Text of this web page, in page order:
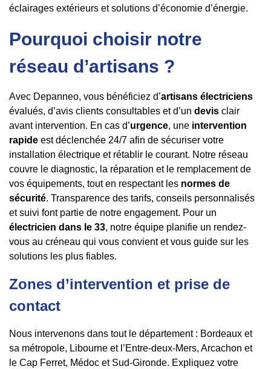
éclairages extérieurs et solutions d’économie d’énergie.
Pourquoi choisir notre
réseau d’artisans ?
Avec Depanneo, vous bénéficiez d’artisans électriciens
évalués, d’avis clients consultables et d’un devis clair
avant intervention. En cas d’urgence, une intervention
rapide est déclenchée 24/7 afin de sécuriser votre
installation électrique et rétablir le courant. Notre réseau
couvre le diagnostic, la réparation et le remplacement de
vos équipements, tout en respectant les normes de
sécurité. Transparence des tarifs, conseils personnalisés
et suivi font partie de notre engagement. Pour un
électricien dans le 33, notre équipe planifie un rendez-
vous au créneau qui vous convient et vous guide sur les
solutions les plus fiables.
Zones d’intervention et prise de
contact
Nous intervenons dans tout le département : Bordeaux et
sa métropole, Libourne et l’Entre-deux-Mers, Arcachon et
le Cap Ferret, Médoc et Sud-Gironde. Expliquez votre